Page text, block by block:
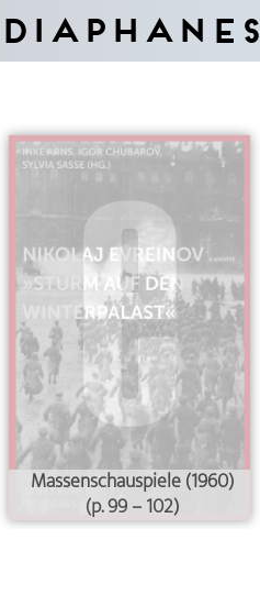
Diaphanes
Massenschauspiele (1960)
(p. 99 – 102)